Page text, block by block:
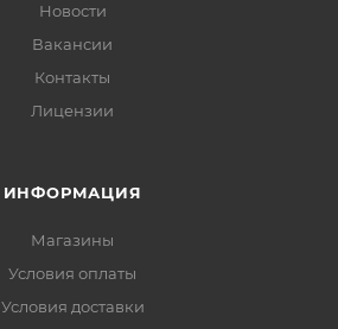
Новости
Вакансии
Контакты
Лицензии
ИНФОРМАЦИЯ
Магазины
Условия оплаты
Условия доставки